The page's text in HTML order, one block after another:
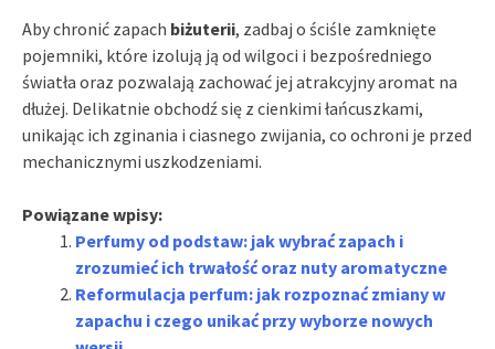
Aby chronić zapach biżuterii, zadbaj o ściśle zamknięte
pojemniki, które izolują ją od wilgoci i bezpośredniego
światła oraz pozwalają zachować jej atrakcyjny aromat na
dłużej. Delikatnie obchodź się z cienkimi łańcuszkami,
unikając ich zginania i ciasnego zwijania, co ochroni je przed
mechanicznymi uszkodzeniami.
Powiązane wpisy:
Perfumy od podstaw: jak wybrać zapach i
zrozumieć ich trwałość oraz nuty aromatyczne
Reformulacja perfum: jak rozpoznać zmiany w
zapachu i czego unikać przy wyborze nowych